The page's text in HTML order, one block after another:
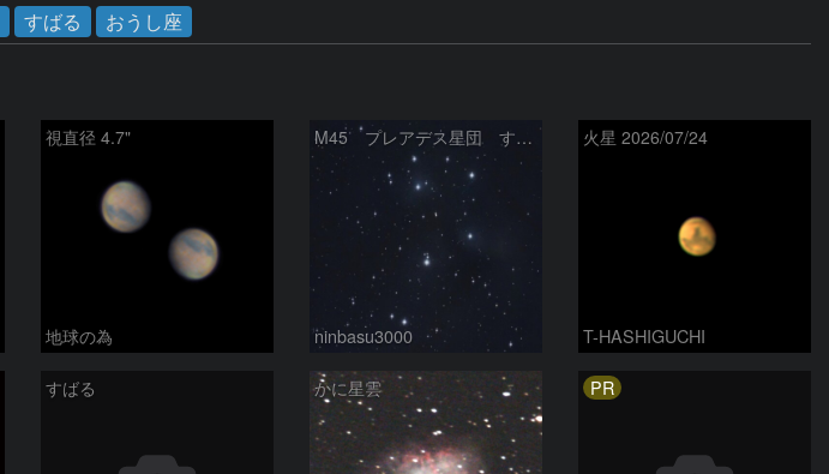
すばる おうし座
視直径 4.7"
地球の為
M45 プレアデス星団 すばる
ninbasu3000
火星 2026/07/24
T-HASHIGUCHI
すばる かに星雲 PR